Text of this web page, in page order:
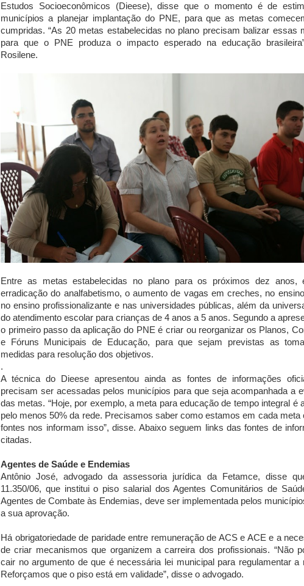
Estudos Socioeconômicos (Dieese), disse que o momento é de
municípios a planejar implantação do PNE, para que as metas
cumpridas. “As 20 metas estabelecidas no plano precisam balizar essas
para que o PNE produza o impacto esperado na educação
Rosilene.
Entre as metas estabelecidas no plano para os próximos dez anos,
erradicação do analfabetismo, o aumento de vagas em creches, no
no ensino profissionalizante e nas universidades públicas, além da
do atendimento escolar para crianças de 4 anos a 5 anos. Segundo a
o primeiro passo da aplicação do PNE é criar ou reorganizar os Planos,
e Fóruns Municipais de Educação, para que sejam previstas as
medidas para resolução dos objetivos.
.
A técnica do Dieese apresentou ainda as fontes de informações
precisam ser acessadas pelos municípios para que seja acompanhada a
das metas. “Hoje, por exemplo, a meta para educação de tempo integral é
pelo menos 50% da rede. Precisamos saber como estamos em cada meta
fontes nos informam isso”, disse. Abaixo seguem links das fontes de
citadas.
Agentes de Saúde e Endemias
Antônio José, advogado da assessoria jurídica da Fetamce, disse
11.350/06, que institui o piso salarial dos Agentes Comunitários de
Agentes de Combate às Endemias, deve ser implementada pelos
a sua aprovação.
Há obrigatoriedade de paridade entre remuneração de ACS e ACE e a
de criar mecanismos que organizem a carreira dos profissionais. “Não
cair no argumento de que é necessária lei municipal para regulamentar a
Reforçamos que o piso está em validade”, disse o advogado.